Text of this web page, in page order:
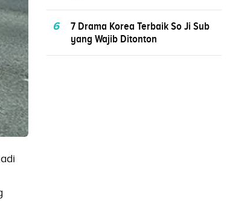
6
7 Drama Korea Terbaik So Ji Sub
yang Wajib Ditonton